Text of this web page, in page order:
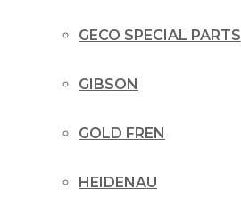
GECO SPECIAL PARTS
GIBSON
GOLD FREN
HEIDENAU